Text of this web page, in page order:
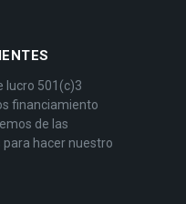
lucro 501(c)3
financiamiento
de las
hacer nuestro